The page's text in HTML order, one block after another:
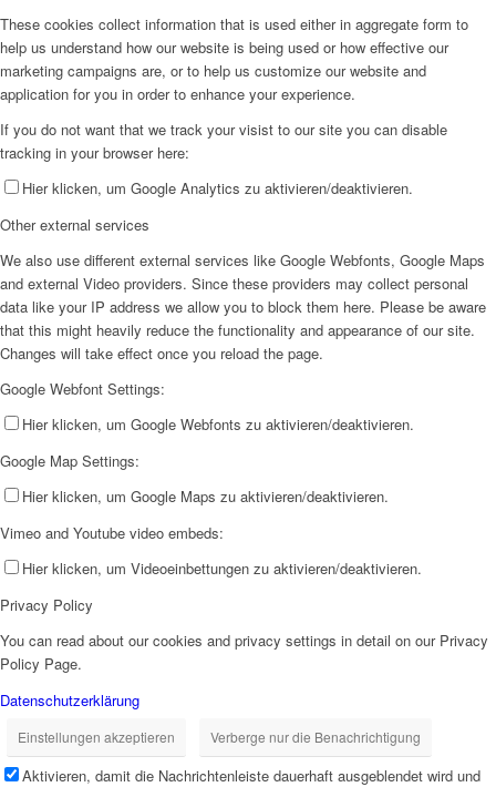
These cookies collect information that is used either in aggregate form to
help us understand how our website is being used or how effective our
marketing campaigns are, or to help us customize our website and
application for you in order to enhance your experience.
If you do not want that we track your visist to our site you can disable
tracking in your browser here:
Hier klicken, um Google Analytics zu aktivieren/deaktivieren.
Other external services
We also use different external services like Google Webfonts, Google Maps
and external Video providers. Since these providers may collect personal
data like your IP address we allow you to block them here. Please be aware
that this might heavily reduce the functionality and appearance of our site.
Changes will take effect once you reload the page.
Google Webfont Settings:
Hier klicken, um Google Webfonts zu aktivieren/deaktivieren.
Google Map Settings:
Hier klicken, um Google Maps zu aktivieren/deaktivieren.
Vimeo and Youtube video embeds:
Hier klicken, um Videoeinbettungen zu aktivieren/deaktivieren.
Privacy Policy
You can read about our cookies and privacy settings in detail on our Privacy
Policy Page.
Datenschutzerklärung
Einstellungen akzeptieren Verberge nur die Benachrichtigung
Aktivieren, damit die Nachrichtenleiste dauerhaft ausgeblendet wird und